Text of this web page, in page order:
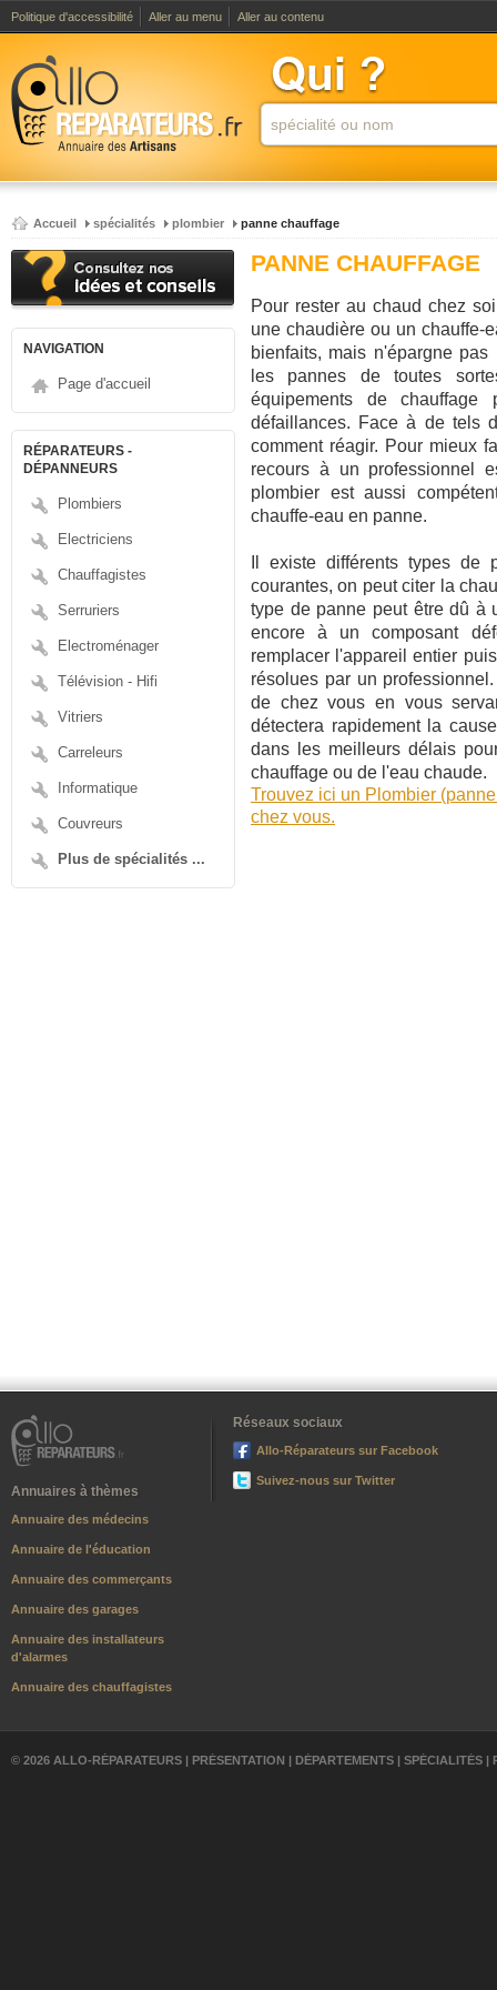
Politique d'accessibilité Aller au menu Aller au contenu
Accueil spécialités plombier panne chauffage
NAVIGATION
Page d'accueil
RÉPARATEURS -
DÉPANNEURS
Plombiers
Electriciens
Chauffagistes
Serruriers
Electroménager
Télévision - Hifi
Vitriers
Carreleurs
Informatique
Couvreurs
Plus de spécialités ...
PANNE CHAUFFAGE
Pour rester au chaud chez
une chaudière ou un chauffe-
bienfaits, mais n'épargne
les pannes de toutes
équipements de chauffage
défaillances. Face à de tels
comment réagir. Pour mieux
recours à un professionnel
plombier est aussi
chauffe-eau en panne.
Il existe différents types de
courantes, on peut citer la
type de panne peut être dû à
encore à un composant
remplacer l'appareil entier
résolues par un
de chez vous en vous
détectera rapidement la
dans les meilleurs délais
chauffage ou de l'eau chaude.
Trouvez ici un Plombier
chez vous.
Annuaires à thèmes
Annuaire des médecins
Annuaire de l'éducation
Annuaire des commerçants
Annuaire des garages
Annuaire des installateurs
d'alarmes
Annuaire des chauffagistes
Réseaux sociaux
Allo-Réparateurs sur Facebook
Suivez-nous sur Twitter
© 2026 ALLO-RÉPARATEURS | PRÉSENTATION | DÉPARTEMENTS | SPÉCIALITÉS |